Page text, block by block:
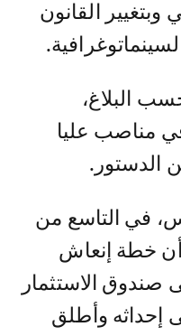
وبتغيير القانون
البلاغ،
مناصب عليا
في التاسع من
أن خطة إنعاش
صندوق الاستثمار
إحداثه وأطلق